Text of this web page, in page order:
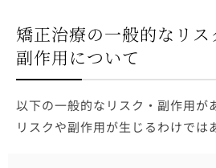
矯正治療の一般的なリス
副作用について
以下の一般的なリスク・副作用が
リスクや副作用が生じるわけでは